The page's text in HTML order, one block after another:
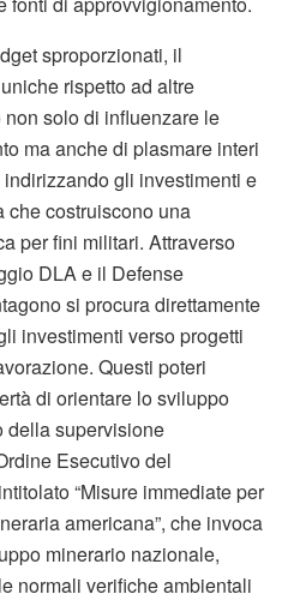
sproporzionati, il
rispetto ad altre
solo di influenzare le
ma anche di plasmare interi
gli investimenti e
che costruiscono una
per fini militari. Attraverso
DLA e il Defense
si procura direttamente
investimenti verso progetti
Questi poteri
di orientare lo sviluppo
della supervisione
Esecutivo del
“Misure immediate per
americana”, che invoca
minerario nazionale,
normali verifiche ambientali